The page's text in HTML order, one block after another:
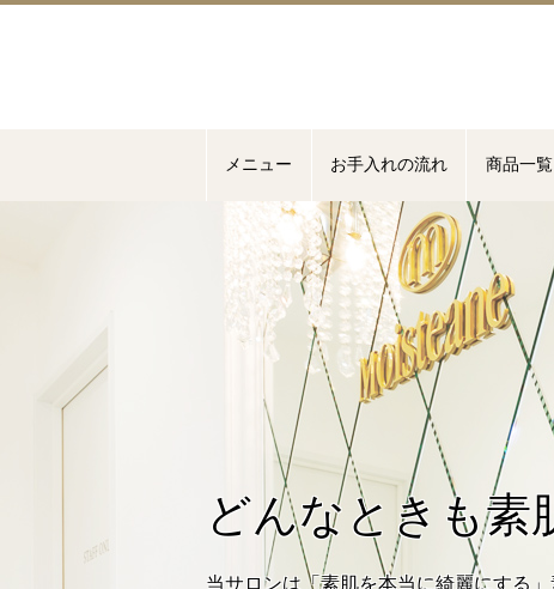
メニュー お手入れの流れ 商品一覧